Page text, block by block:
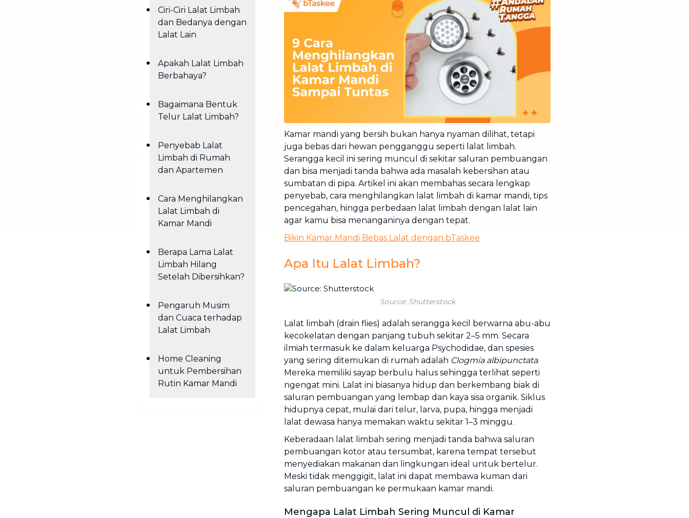
Cuci Sofa & Kasur
Layanan pembersihan sofa, kasur,
gorden, dan karpet profesional
Pindahan Rumah
Layanan pindahan dan relokasi
rumah secara menyeluruh
Ciri-Ciri Lalat Limbah
dan Bedanya dengan
Lalat Lain
Apakah Lalat Limbah
Berbahaya?
Bagaimana Bentuk
Telur Lalat Limbah?
Penyebab Lalat
Limbah di Rumah
dan Apartemen
Cara Menghilangkan
Lalat Limbah di
Kamar Mandi
Berapa Lama Lalat
Limbah Hilang
Setelah Dibersihkan?
Pengaruh Musim
dan Cuaca terhadap
Lalat Limbah
Home Cleaning
untuk Pembersihan
Rutin Kamar Mandi
Kamar mandi yang bersih bukan hanya nyaman dilihat, tetapi
juga bebas dari hewan pengganggu seperti lalat limbah.
Serangga kecil ini sering muncul di sekitar saluran pembuangan
dan bisa menjadi tanda bahwa ada masalah kebersihan atau
sumbatan di pipa. Artikel ini akan membahas secara lengkap
penyebab, cara menghilangkan lalat limbah di kamar mandi, tips
pencegahan, hingga perbedaan lalat limbah dengan lalat lain
agar kamu bisa menanganinya dengan tepat.
Bikin Kamar Mandi Bebas Lalat dengan bTaskee
Apa Itu Lalat Limbah?
Source: Shutterstock
Lalat limbah (drain flies) adalah serangga kecil berwarna abu-abu
kecokelatan dengan panjang tubuh sekitar 2–5 mm. Secara
ilmiah termasuk ke dalam keluarga Psychodidae, dan spesies
yang sering ditemukan di rumah adalah Clogmia albipunctata.
Mereka memiliki sayap berbulu halus sehingga terlihat seperti
ngengat mini. Lalat ini biasanya hidup dan berkembang biak di
saluran pembuangan yang lembap dan kaya sisa organik. Siklus
hidupnya cepat, mulai dari telur, larva, pupa, hingga menjadi
lalat dewasa hanya memakan waktu sekitar 1–3 minggu.
Keberadaan lalat limbah sering menjadi tanda bahwa saluran
pembuangan kotor atau tersumbat, karena tempat tersebut
menyediakan makanan dan lingkungan ideal untuk bertelur.
Meski tidak menggigit, lalat ini dapat membawa kuman dari
saluran pembuangan ke permukaan kamar mandi.
Mengapa Lalat Limbah Sering Muncul di Kamar